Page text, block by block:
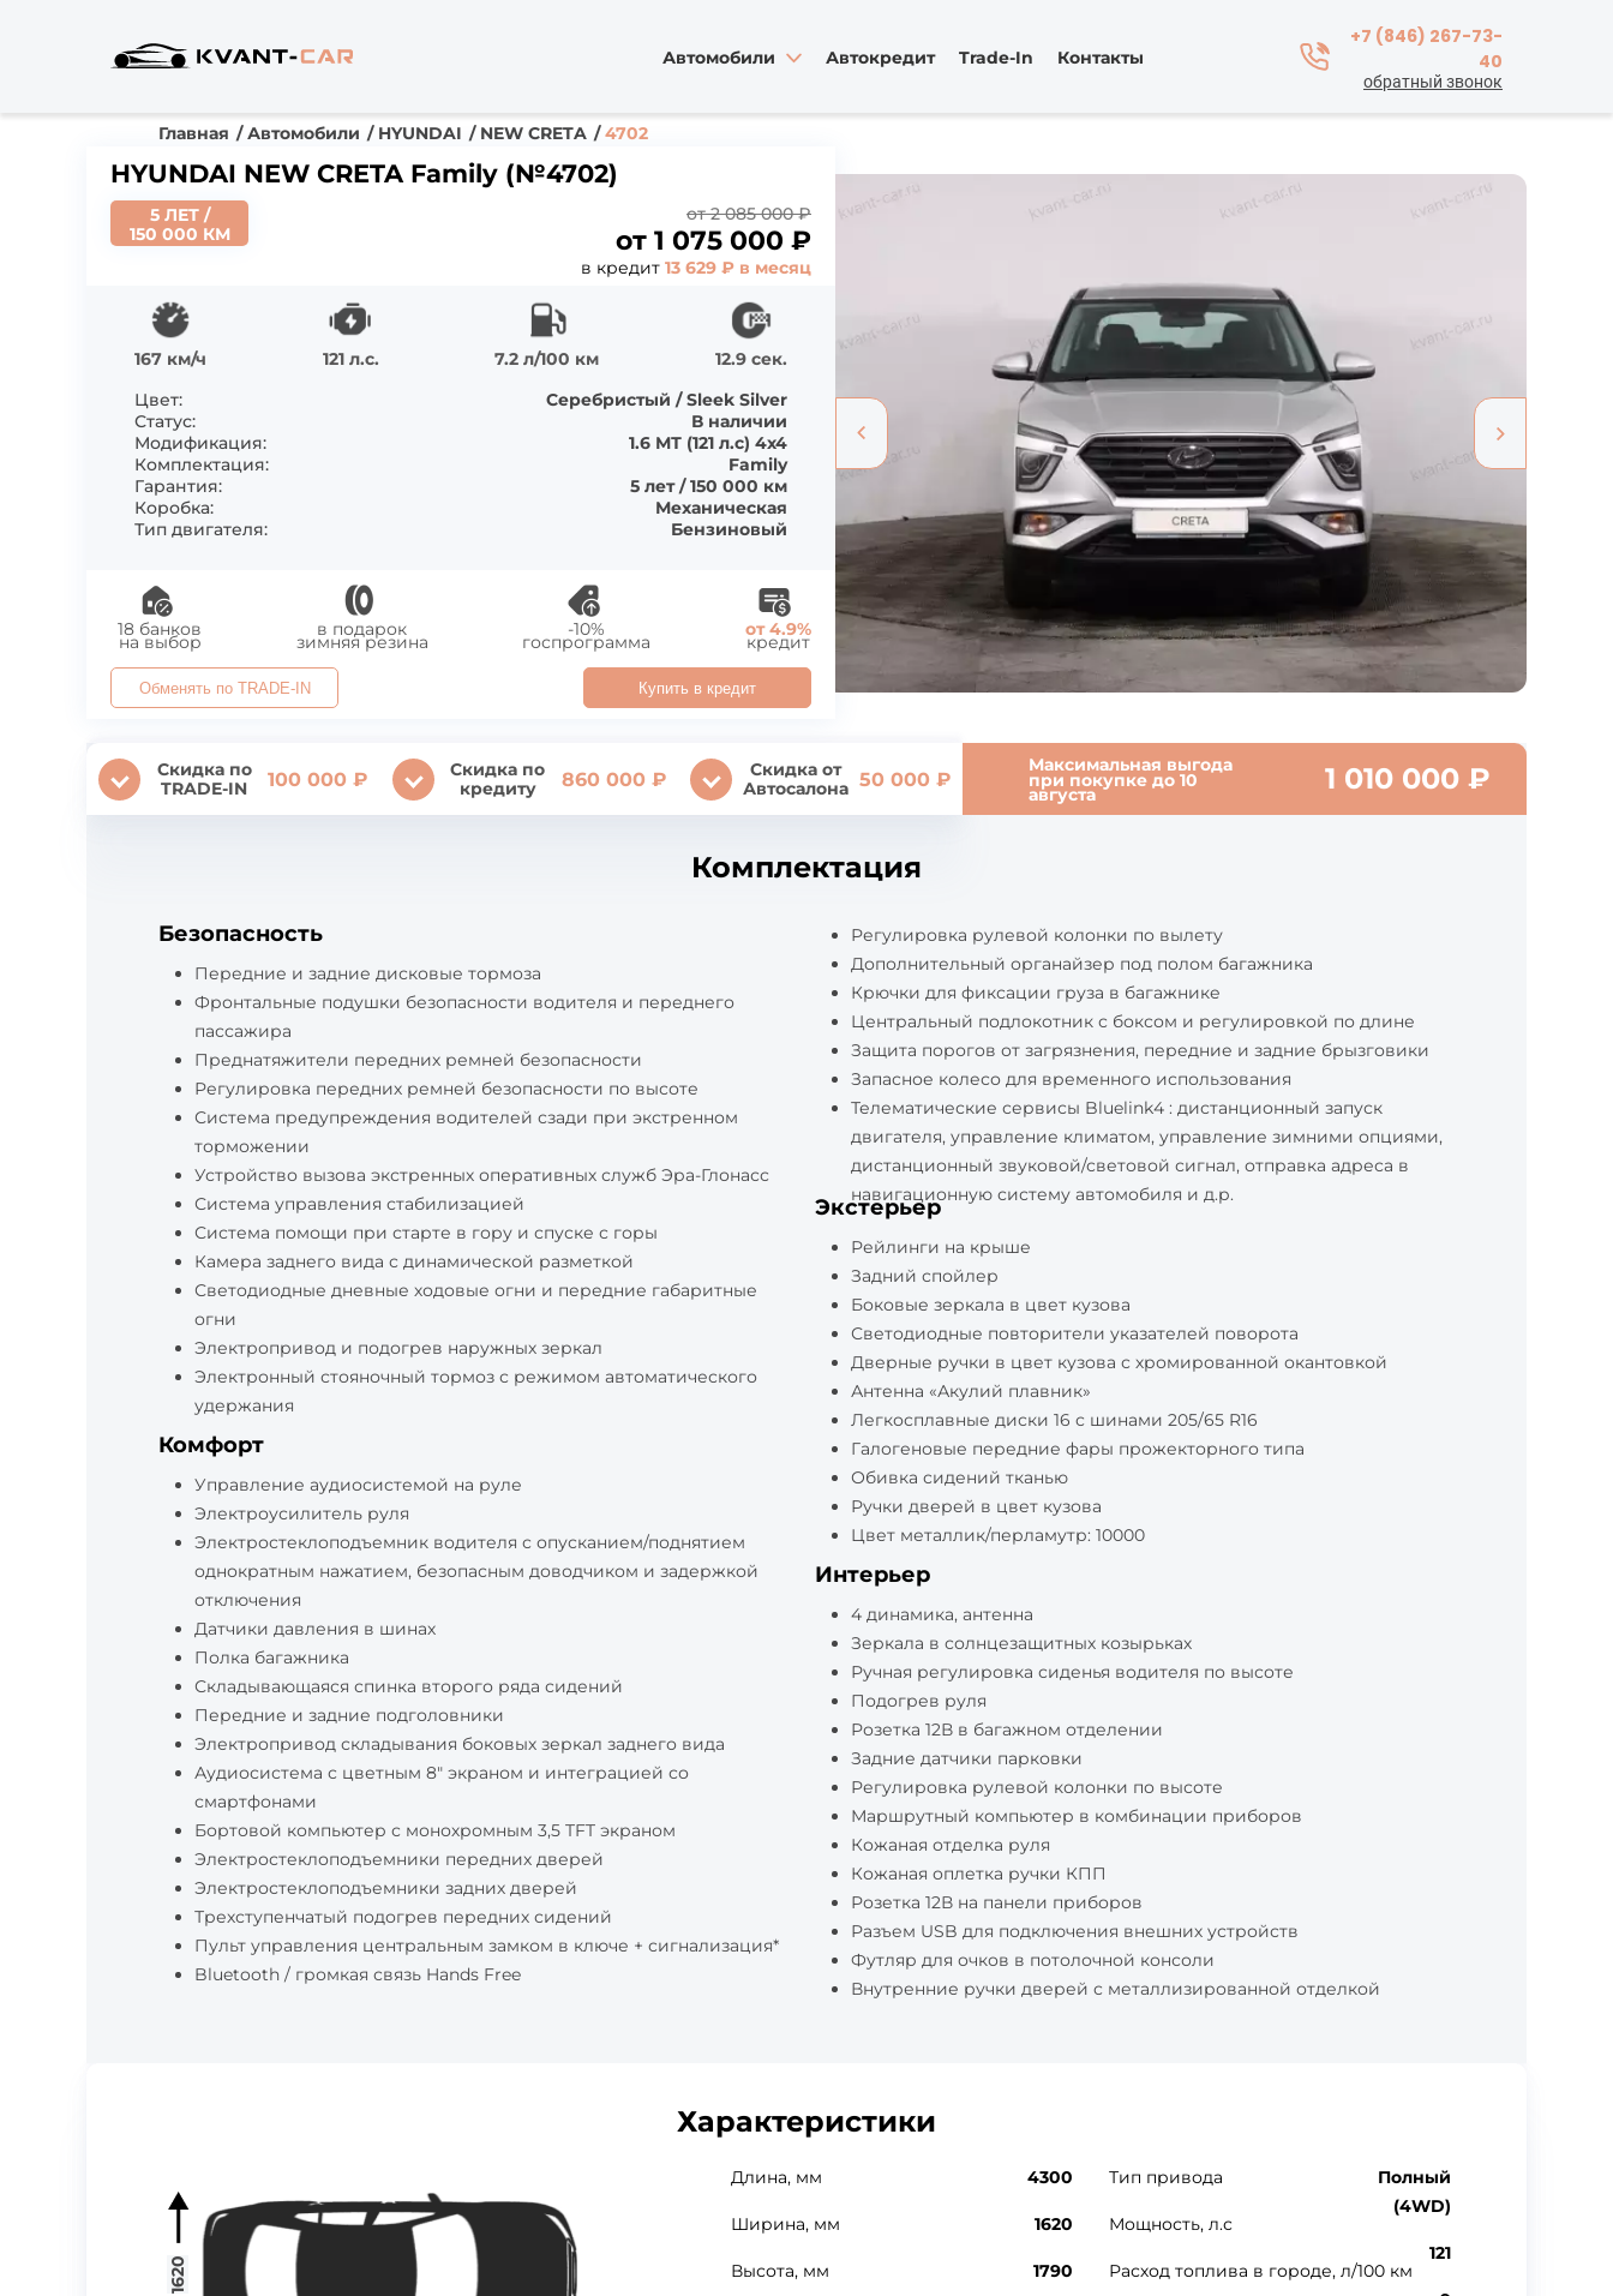
Автомобили Автокредит Trade-In Контакты
+7 (846) 267-73-
40
обратный звонок
Главная Автомобили HYUNDAI NEW CRETA 4702
HYUNDAI NEW CRETA Family (№4702)
5 ЛЕТ /
150 000 КМ
от 2 085 000 ₽
от 1 075 000 ₽
в кредит 13 629 ₽ в месяц
167 км/ч 121 л.с. 7.2 л/100 км
12.9 сек.
Цвет:
Серебристый / Sleek Silver
Статус:
В наличии
Модификация:
1.6 МТ (121 л.с) 4х4
Комплектация:
Family
Гарантия:
5 лет / 150 000 км
Коробка:
Механическая
Тип двигателя:
Бензиновый
18 банков
на выбор
в подарок
зимняя резина
-10%
госпрограмма
от 4.9%
кредит
Обменять по TRADE-IN Купить в кредит
Скидка по
TRADE-IN
100 000 ₽
Скидка по
кредиту
860 000 ₽
Скидка от
Автосалона 50 000 ₽
Максимальная выгода
при покупке до 10
августа 1 010 000 ₽
Комплектация
Безопасность
Передние и задние дисковые тормоза
Фронтальные подушки безопасности водителя и переднего
пассажира
Преднатяжители передних ремней безопасности
Регулировка передних ремней безопасности по высоте
Система предупреждения водителей сзади при экстренном
торможении
Устройство вызова экстренных оперативных служб Эра-Глонасс
Система управления стабилизацией
Система помощи при старте в гору и спуске с горы
Камера заднего вида с динамической разметкой
Светодиодные дневные ходовые огни и передние габаритные
огни
Электропривод и подогрев наружных зеркал
Электронный стояночный тормоз с режимом автоматического
удержания
Комфорт
Управление аудиосистемой на руле
Электроусилитель руля
Электростеклоподъемник водителя с опусканием/поднятием
однократным нажатием, безопасным доводчиком и задержкой
отключения
Датчики давления в шинах
Полка багажника
Складывающаяся спинка второго ряда сидений
Передние и задние подголовники
Электропривод складывания боковых зеркал заднего вида
Аудиосистема с цветным 8" экраном и интеграцией со
смартфонами
Бортовой компьютер с монохромным 3,5 TFT экраном
Электростеклоподъемники передних дверей
Электростеклоподъемники задних дверей
Трехступенчатый подогрев передних сидений
Пульт управления центральным замком в ключе + сигнализация*
Bluetooth / громкая связь Hands Free
Регулировка рулевой колонки по вылету
Дополнительный органайзер под полом багажника
Крючки для фиксации груза в багажнике
Центральный подлокотник с боксом и регулировкой по длине
Защита порогов от загрязнения, передние и задние брызговики
Запасное колесо для временного использования
Телематические сервисы Bluelink4 : дистанционный запуск
двигателя, управление климатом, управление зимними опциями,
дистанционный звуковой/световой сигнал, отправка адреса в
навигационную систему автомобиля и д.р.
Экстерьер
Рейлинги на крыше
Задний спойлер
Боковые зеркала в цвет кузова
Светодиодные повторители указателей поворота
Дверные ручки в цвет кузова с хромированной окантовкой
Антенна «Акулий плавник»
Легкосплавные диски 16 с шинами 205/65 R16
Галогеновые передние фары прожекторного типа
Обивка сидений тканью
Ручки дверей в цвет кузова
Цвет металлик/перламутр: 10000
Интерьер
4 динамика, антенна
Зеркала в солнцезащитных козырьках
Ручная регулировка сиденья водителя по высоте
Подогрев руля
Розетка 12В в багажном отделении
Задние датчики парковки
Регулировка рулевой колонки по высоте
Маршрутный компьютер в комбинации приборов
Кожаная отделка руля
Кожаная оплетка ручки КПП
Розетка 12В на панели приборов
Разъем USB для подключения внешних устройств
Футляр для очков в потолочной консоли
Внутренние ручки дверей с металлизированной отделкой
Характеристики
1620
Длина, мм
Ширина, мм
Высота, мм
4300
1620
1790
Тип привода
Мощность, л.с
Расход топлива в городе, л/100 км
Полный
(4WD)
121